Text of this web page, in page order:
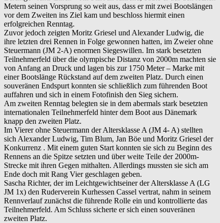
Metern seinen Vorsprung so weit aus, dass er mit zwei Bootslängen
vor dem Zweiten ins Ziel kam und beschloss hiermit einen
erfolgreichen Renntag.
Zuvor jedoch zeigten Moritz Griesel und Alexander Ludwig, die
ihre letzten drei Rennen in Folge gewonnen hatten, im Zweier ohne
Steuermann (JM 2-A) enormen Siegeswillen. Im stark besetzten
Teilnehmerfeld über die olympische Distanz von 2000m machten sie
von Anfang an Druck und lagen bis zur 1750 Meter – Marke mit
einer Bootslänge Rückstand auf dem zweiten Platz. Durch einen
souveränen Endspurt konnten sie schließlich zum führenden Boot
auffahren und sich in einem Fotofinish den Sieg sichern.
Am zweiten Renntag belegten sie in dem abermals stark besetzten
internationalen Teilnehmerfeld hinter dem Boot aus Dänemark
knapp den zweiten Platz.
Im Vierer ohne Steuermann der Altersklasse A (JM 4- A) stellten
sich Alexander Ludwig, Tim Blum, Jan Böe und Moritz Griesel der
Konkurrenz . Mit einem guten Start konnten sie sich zu Beginn des
Rennens an die Spitze setzten und über weite Teile der 2000m-
Strecke mit ihren Gegen mithalten. Allerdings mussten sie sich am
Ende doch mit Rang Vier geschlagen geben.
Sascha Richter, der im Leichtgewichtseiner der Altersklasse A (LG
JM 1x) den Ruderverein Kurhessen Cassel vertrat, nahm in seinem
Rennverlauf zunächst die führende Rolle ein und kontrollierte das
Teilnehmerfeld. Am Schluss sicherte er sich einen souveränen
zweiten Platz.